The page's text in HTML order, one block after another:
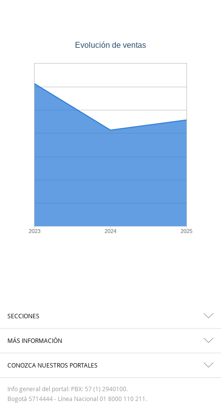
Evolución de ventas
2023 2024 2025
SECCIONES
MÁS INFORMACIÓN
CONOZCA NUESTROS PORTALES
Info general del portal: PBX: 57 (1) 2940100.
Bogotá 5714444 - Línea Nacional 01 8000 110 211.